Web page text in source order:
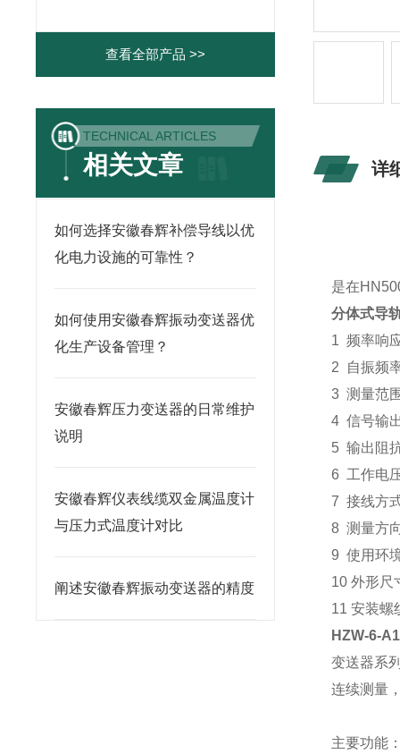
查看全部产品 >>
TECHNICAL ARTICLES
相关文章
如何选择安徽春辉补偿导线以优
化电力设施的可靠性？
如何使用安徽春辉振动变送器优
化生产设备管理？
安徽春辉压力变送器的日常维护
说明
安徽春辉仪表线缆双金属温度计
与压力式温度计对比
阐述安徽春辉振动变送器的精度
详
是在
分体式导
1 频率响
2 自振频
3 测量范
4 信号输
5 输出阻
6 工作电
7 接线方
8 测量方
9 使用环
10 外形尺
11 安装螺
HZW-6-
变送器系
连续测量
主要功能